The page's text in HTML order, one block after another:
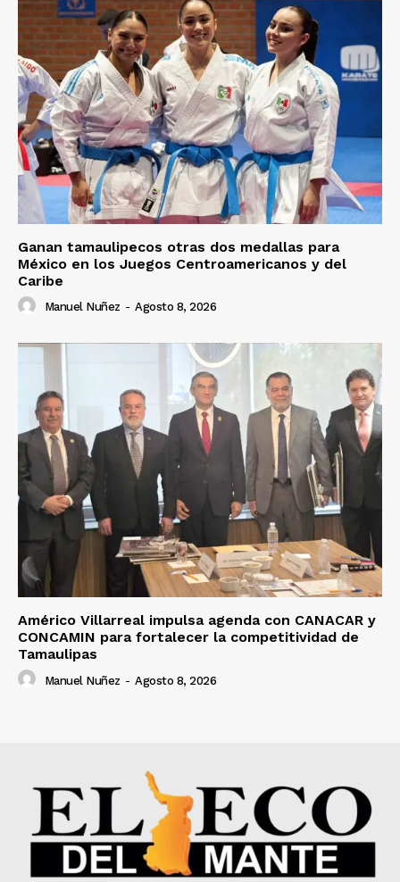
Ganan tamaulipecos otras dos medallas para
México en los Juegos Centroamericanos y del
Caribe
Manuel Nuñez - Agosto 8, 2026
Américo Villarreal impulsa agenda con CANACAR y
CONCAMIN para fortalecer la competitividad de
Tamaulipas
Manuel Nuñez - Agosto 8, 2026